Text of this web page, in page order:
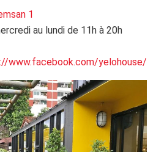
1
au lundi de 11h à 20h
www.facebook.com/yelohouse/